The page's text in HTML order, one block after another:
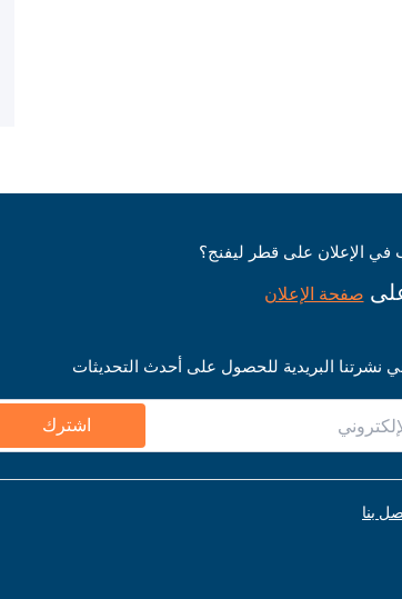
الإعلان على قطر ليفنج؟
صفحة الإعلان
نشرتنا البريدية للحصول على أحدث التحديثات
اشترك
بنا